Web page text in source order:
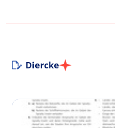
Diercke